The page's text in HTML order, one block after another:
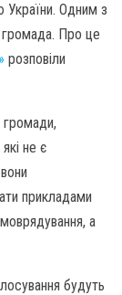
України. Одним з
громада. Про це
розповіли
громади,
не є
прикладами
а
будуть